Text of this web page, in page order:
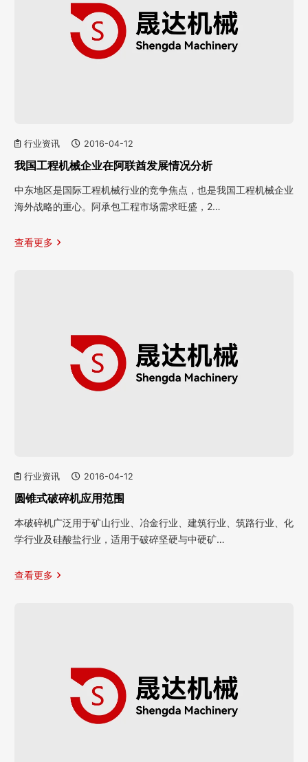
行业资讯 2016-04-12
我国工程机械企业在阿联酋发展情况分析
中东地区是国际工程机械行业的竞争焦点，也是我国工程机械企业
海外战略的重心。阿承包工程市场需求旺盛，2…
查看更多
行业资讯 2016-04-12
圆锥式破碎机应用范围
本破碎机广泛用于矿山行业、冶金行业、建筑行业、筑路行业、化
学行业及硅酸盐行业，适用于破碎坚硬与中硬矿…
查看更多